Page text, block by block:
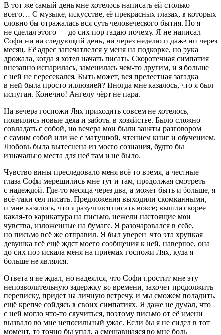
В тот же самый день мне хотелось написать ей столько
всего… О музыке, искусстве, её прекрасных глазах, в которых
словно бы отражалась вся суть человеческого бытия. Но я
не сделал этого — до сих пор гадаю почему. Я не написал
Софи ни на следующий день, ни через неделю и даже ни через
месяц. Её адрес запечатлелся у меня на подкорке, но рука
дрожала, когда я хотел начать писать. Скоротечная симпатия
внезапно испарилась, заменилась чем-то другим, и я больше
с ней не пересекался. Быть может, вся прелестная загадка
в ней была просто иллюзией? Иногда мне казалось, что я был
испуган. Конечно! Ангелу чёрт не пара.
На вечера госпожи Лях приходить совсем не хотелось,
появились новые дела и заботы в хозяйстве. Было сложно
совладать с собой, но вечера мои были заняты разговором
с самим собой или же с матушкой, чтением книг и обучением.
Любовь была вытеснена из моего сознания, будто бы
изначально места для неё там и не было.
Чувство вины преследовало меня всё то время, а честные
глаза Софи мерещились мне тут и там, продолжая смотреть
с надеждой. Где-то месяца через два, а может быть и больше, я
всё-таки сел писать. Предложения выходили скомканными,
и мне казалось, что я разучился писать вовсе; вышла скорее
какая-то карикатура на письмо, нежели настоящие мои
чувства, изложенные на бумаге. Я разочаровался в себе,
но письмо всё же отправил. Я был уверен, что эта хрупкая
девушка всё ещё ждет моего сообщения к ней, наверное, она
до сих пор искала меня на приёмах госпожи Лях, куда я
больше не являлся.
Ответа я не ждал, но надеялся, что Софи простит мне эту
непозволительную задержку во времени, захочет продолжить
переписку, придет на личную встречу, и мы сможем поладить,
ещё крепче сойдясь в своих симпатиях. Я даже не думал, что
с ней могло что-то случиться, поэтому письмо от её имени
вызвало во мне непосильный ужас. Если бы я не сидел в тот
момент, то точно бы упал, а смешавшаяся во мне боль